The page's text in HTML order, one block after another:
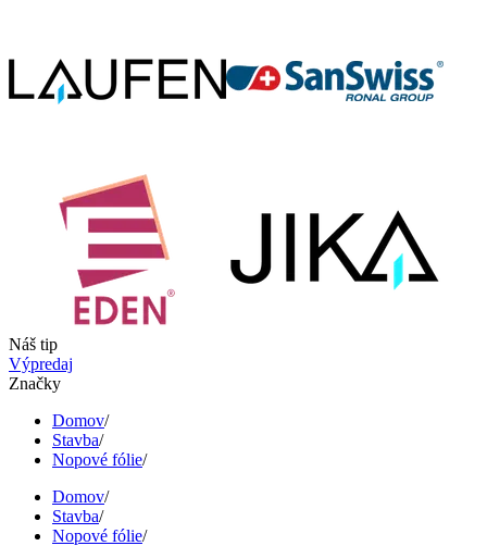
Náš tip
Výpredaj
Značky
Domov/
Stavba/
Nopové fólie/
Domov/
Stavba/
Nopové fólie/